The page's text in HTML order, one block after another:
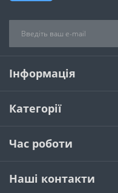
Інформація
Категорії
Час роботи
Наші контакти